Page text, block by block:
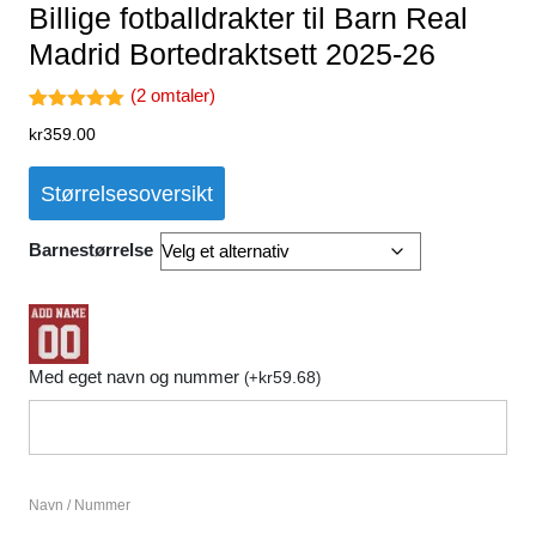
Billige fotballdrakter til Barn Real
Madrid Bortedraktsett 2025-26
5.00av 5
inger
(2 omtaler)
kr359.00
Størrelsesoversikt
Barnestørrelse
Med eget navn og nummer (+kr59.68)
Navn / Nummer